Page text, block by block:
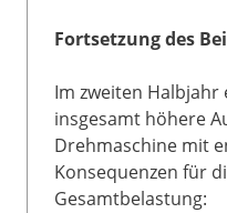
Fortsetzung des
Im zweiten Halbjahr
insgesamt höhere
Drehmaschine mit
Konsequenzen für
Gesamtbelastung: